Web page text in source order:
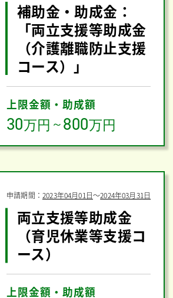
補助金・助成金：
「両立支援等助成金
（介護離職防止支援
コース）」
上限金額・助成額
30万円 ～800万円
申請期間：2023年04月01日〜2024年03月31日
両立支援等助成金
（育児休業等支援コ
ース）
上限金額・助成額